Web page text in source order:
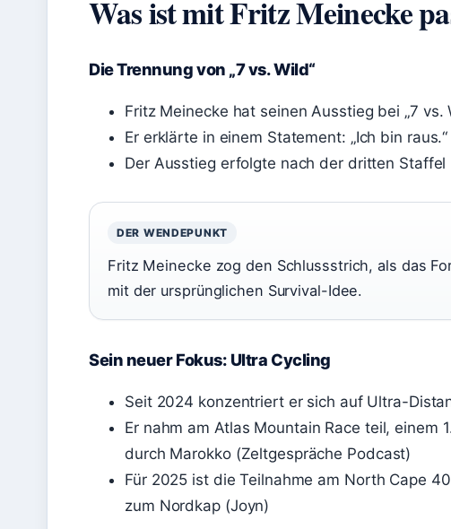
Was ist mit Fritz Meinecke
Die Trennung von „7 vs. Wild“
Fritz Meinecke hat seinen Ausstieg bei „7
Er erklärte in einem Statement: „Ich bin
Der Ausstieg erfolgte nach der dritten Staffel
DER WENDEPUNKT
Fritz Meinecke zog den Schlussstrich, als das
mit der ursprünglichen Survival-Idee.
Sein neuer Fokus: Ultra Cycling
Seit 2024 konzentriert er sich auf Ultra-
Er nahm am Atlas Mountain Race teil, einem
durch Marokko (Zeltgespräche Podcast)
Für 2025 ist die Teilnahme am North Cape
zum Nordkap (Joyn)